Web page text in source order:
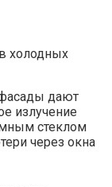
холодных
дают
излучение
стеклом
через окна